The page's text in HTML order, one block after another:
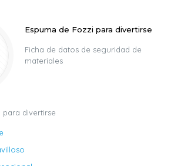
Espuma de Fozzi para divertirse
Ficha de datos de seguridad de
materiales
para divertirse